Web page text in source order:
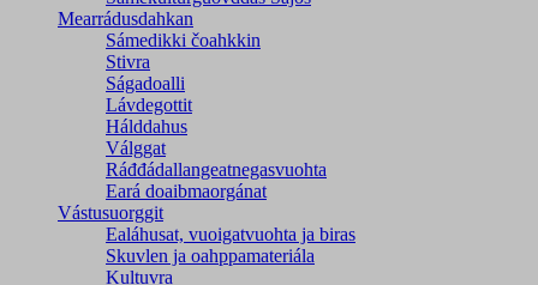
Mearrádusdahkan
Sámedikki čoahkkin
Stivra
Ságadoalli
Lávdegottit
Hálddahus
Válggat
Ráđđádallangeatnegas­vuohta
Eará doaibmaorgánat
Vástusuorggit
Ealáhusat, vuoigatvuohta ja biras
Skuvlen ja oahppamateriála
Kultuvra